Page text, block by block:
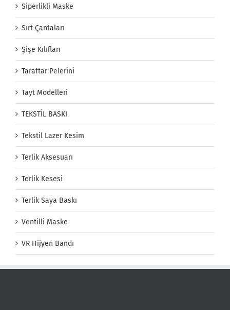
Siperlikli Maske
Sırt Çantaları
Şişe Kılıfları
Taraftar Pelerini
Tayt Modelleri
TEKSTİL BASKI
Tekstil Lazer Kesim
Terlik Aksesuarı
Terlik Kesesi
Terlik Saya Baskı
Ventilli Maske
VR Hijyen Bandı